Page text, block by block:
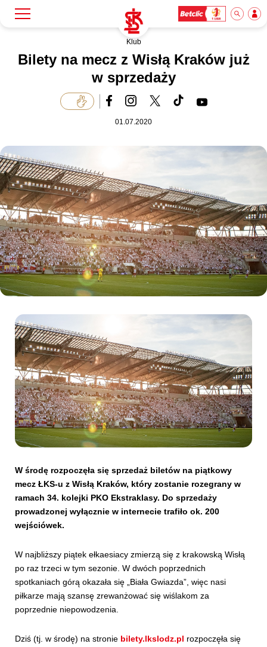
Klub
Akademia
Biznes
Dla mediów
Kibice
SKLEP KUP BILET
Klub
Bilety na mecz z Wisłą Kraków już
w sprzedaży
01.07.2020
W środę rozpoczęła się sprzedaż biletów na piątkowy
mecz ŁKS-u z Wisłą Kraków, który zostanie rozegrany w
ramach 34. kolejki PKO Ekstraklasy. Do sprzedaży
prowadzonej wyłącznie w internecie trafiło ok. 200
wejściówek.
W najbliższy piątek ełkaesiacy zmierzą się z krakowską Wisłą
po raz trzeci w tym sezonie. W dwóch poprzednich
spotkaniach górą okazała się „Biała Gwiazda”, więc nasi
piłkarze mają szansę zrewanżować się wiślakom za
poprzednie niepowodzenia.
Dziś (tj. w środę) na stronie bilety.lkslodz.pl rozpoczęła się